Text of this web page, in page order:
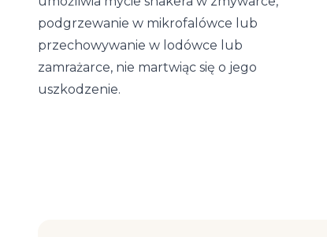
podgrzewanie w mikrofalówce lub
przechowywanie w lodówce lub
zamrażarce, nie martwiąc się o jego
uszkodzenie.